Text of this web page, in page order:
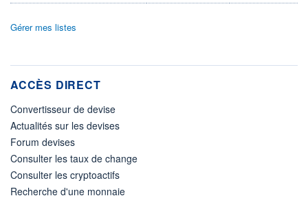
Gérer mes listes
ACCÈS DIRECT
Convertisseur de devise
Actualités sur les devises
Forum devises
Consulter les taux de change
Consulter les cryptoactifs
Recherche d'une monnaie